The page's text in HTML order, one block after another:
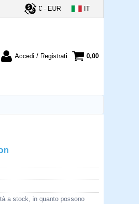
€ - EUR IT
Accedi / Registrati 0,00
a stock, in quanto possono